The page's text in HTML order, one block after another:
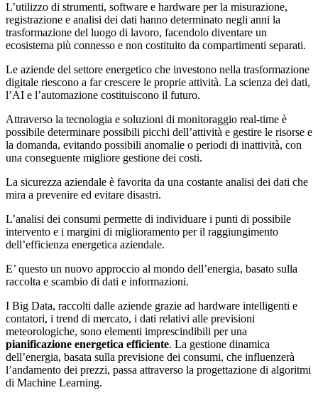
L’utilizzo di strumenti, software e hardware per la misurazione,
registrazione e analisi dei dati hanno determinato negli anni la
trasformazione del luogo di lavoro, facendolo diventare un
ecosistema più connesso e non costituito da compartimenti separati.
Le aziende del settore energetico che investono nella trasformazione
digitale riescono a far crescere le proprie attività. La scienza dei dati,
l’AI e l’automazione costituiscono il futuro.
Attraverso la tecnologia e soluzioni di monitoraggio real-time è
possibile determinare possibili picchi dell’attività e gestire le risorse e
la domanda, evitando possibili anomalie o periodi di inattività, con
una conseguente migliore gestione dei costi.
La sicurezza aziendale è favorita da una costante analisi dei dati che
mira a prevenire ed evitare disastri.
L’analisi dei consumi permette di individuare i punti di possibile
intervento e i margini di miglioramento per il raggiungimento
dell’efficienza energetica aziendale.
E’ questo un nuovo approccio al mondo dell’energia, basato sulla
raccolta e scambio di dati e informazioni.
I Big Data, raccolti dalle aziende grazie ad hardware intelligenti e
contatori, i trend di mercato, i dati relativi alle previsioni
meteorologiche, sono elementi imprescindibili per una
pianificazione energetica efficiente. La gestione dinamica
dell’energia, basata sulla previsione dei consumi, che influenzerà
l’andamento dei prezzi, passa attraverso la progettazione di algoritmi
di Machine Learning.